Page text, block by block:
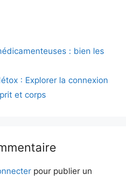
: bien les
: Explorer la connexion
et corps
pour publier un